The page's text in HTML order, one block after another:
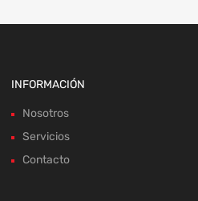
INFORMACIÓN
Nosotros
Servicios
Contacto